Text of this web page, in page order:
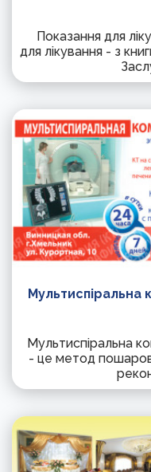
Показання для
для лікування - з
Мультиспіральна
Мультиспіральна
- це метод